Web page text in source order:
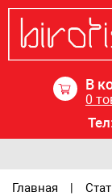
В
0
Главная